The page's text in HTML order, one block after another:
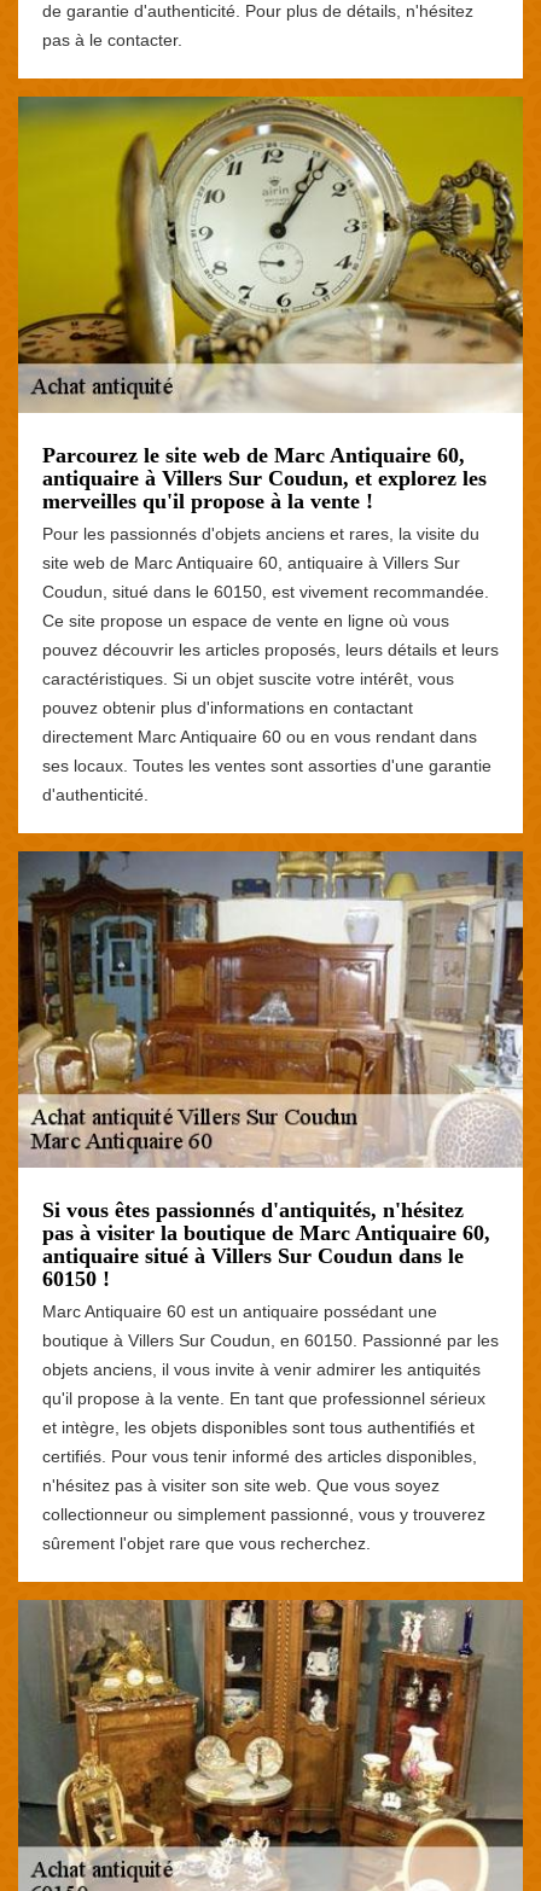
de garantie d'authenticité. Pour plus de détails, n'hésitez
pas à le contacter.
Parcourez le site web de Marc Antiquaire 60,
antiquaire à Villers Sur Coudun, et explorez les
merveilles qu'il propose à la vente !
Pour les passionnés d'objets anciens et rares, la visite du
site web de Marc Antiquaire 60, antiquaire à Villers Sur
Coudun, situé dans le 60150, est vivement recommandée.
Ce site propose un espace de vente en ligne où vous
pouvez découvrir les articles proposés, leurs détails et leurs
caractéristiques. Si un objet suscite votre intérêt, vous
pouvez obtenir plus d'informations en contactant
directement Marc Antiquaire 60 ou en vous rendant dans
ses locaux. Toutes les ventes sont assorties d'une garantie
d'authenticité.
Si vous êtes passionnés d'antiquités, n'hésitez
pas à visiter la boutique de Marc Antiquaire 60,
antiquaire situé à Villers Sur Coudun dans le
60150 !
Marc Antiquaire 60 est un antiquaire possédant une
boutique à Villers Sur Coudun, en 60150. Passionné par les
objets anciens, il vous invite à venir admirer les antiquités
qu'il propose à la vente. En tant que professionnel sérieux
et intègre, les objets disponibles sont tous authentifiés et
certifiés. Pour vous tenir informé des articles disponibles,
n'hésitez pas à visiter son site web. Que vous soyez
collectionneur ou simplement passionné, vous y trouverez
sûrement l'objet rare que vous recherchez.